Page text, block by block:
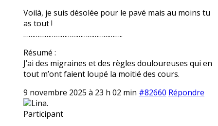
Voilà, je suis désolée pour le pavé mais au moins tu
as tout !
………………………………………………..
Résumé :
J’ai des migraines et des règles douloureuses qui en
tout m’ont faient loupé la moitié des cours.
9 novembre 2025 à 23 h 02 min #82660 Répondre
Lina.
Participant